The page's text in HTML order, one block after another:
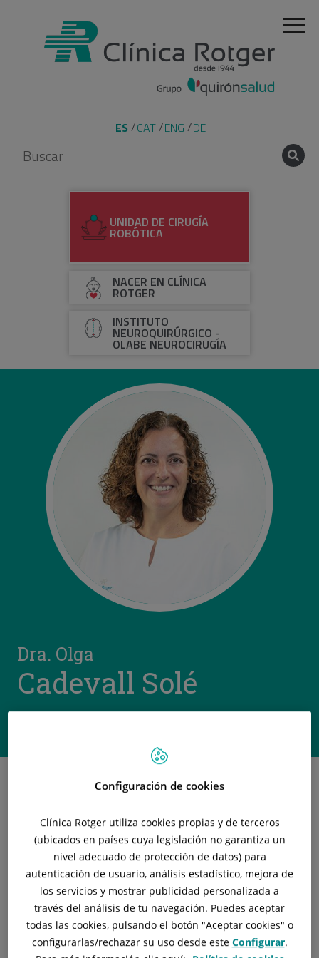
ES CAT ENG DE
UNIDAD DE CIRUGÍA
ROBÓTICA
NACER EN CLÍNICA
ROTGER
INSTITUTO
NEUROQUIRÚRGICO -
OLABE NEUROCIRUGÍA
Dra. Olga
Cadevall Solé
Formación Académica
Licenciada en Medicina y Cirugía por la Facultad de
Medicina de la Universitat de Barcelona (1996)
Especialista en Medicina Familiar y Comunitaria en la
Unidad Docent de Costa de Ponent (UDCP). Barcelona
(2002)
Especialista en Pediatría y sus Áreas Específicas en el
Configuración de cookies
Clínica Rotger utiliza cookies propias y de terceros
(ubicados en países cuya legislación no garantiza un
nivel adecuado de protección de datos) para
autenticación de usuario, análisis estadístico, mejora de
los servicios y mostrar publicidad personalizada a
través del análisis de tu navegación. Puedes aceptar
todas las cookies, pulsando el botón "Aceptar cookies" o
configurarlas/rechazarsu uso desde este Configurar.